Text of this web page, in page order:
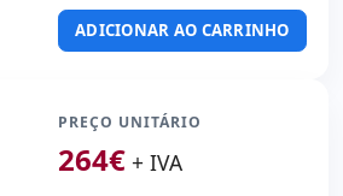
ADICIONAR AO CARRINHO
PREÇO UNITÁRIO
264€ + IVA